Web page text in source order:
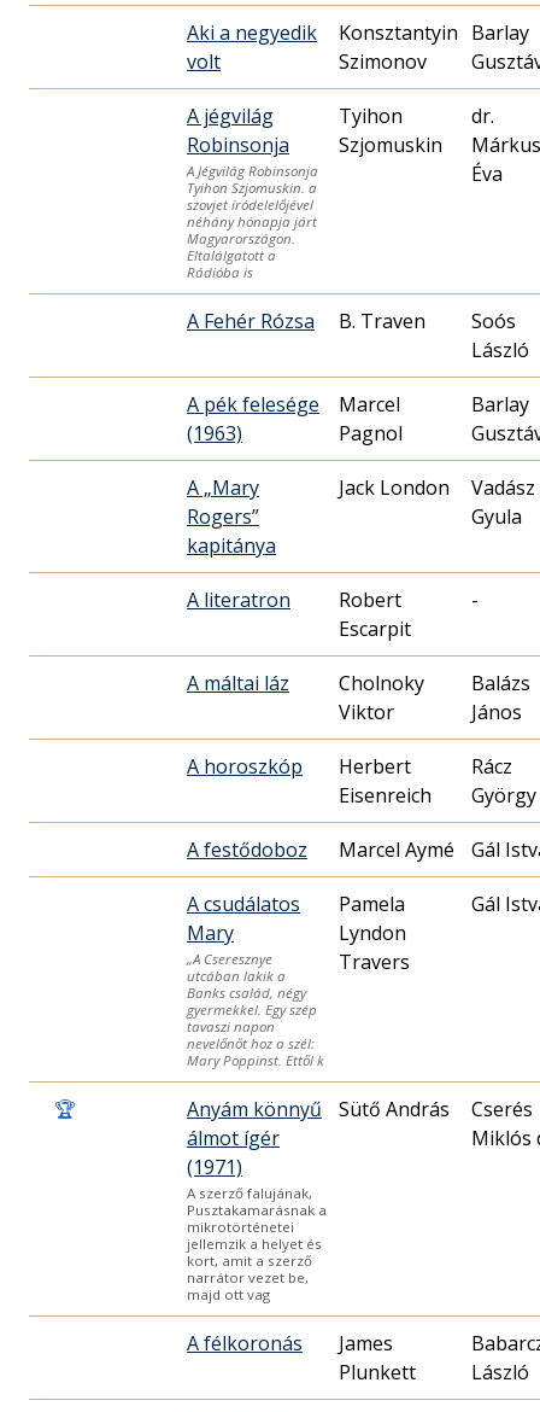
Aki a negyedik
volt
Konsztantyin
Szimonov
Barlay
A jégvilág
Robinsonja
A Jégvilág Robinsonja
Tyihon Szjomuskin. a
szovjet íródelelőjével
néhány hónapja járt
Magyarországon.
Eltalálgatott a
Rádióba is
Tyihon
Szjomuskin
dr.
Márkus
Éva
A Fehér Rózsa B. Traven
Soós
László
A pék felesége
(1963)
Marcel
Pagnol
Barlay
A „Mary
Rogers”
kapitánya
Jack London
Vadász
Gyula
A literatron
Robert
Escarpit
-
A máltai láz
Cholnoky
Viktor
Balázs
János
A horoszkóp
Herbert
Eisenreich
Rácz
György
A festődoboz Marcel Aymé Gál
A csudálatos
Mary
„A Cseresznye
utcában lakik a
Banks család, négy
gyermekkel. Egy szép
tavaszi napon
nevelőnőt hoz a szél:
Mary Poppinst. Ettől k
Pamela
Lyndon
Travers
Gál
🏆
Anyám könnyű
álmot ígér
(1971)
A szerző falujának,
Pusztakamarásnak a
mikrotörténetei
jellemzik a helyet és
kort, amit a szerző
narrátor vezet be,
majd ott vag
Sütő András
Cserés
Miklós
A félkoronás
James
Plunkett
László